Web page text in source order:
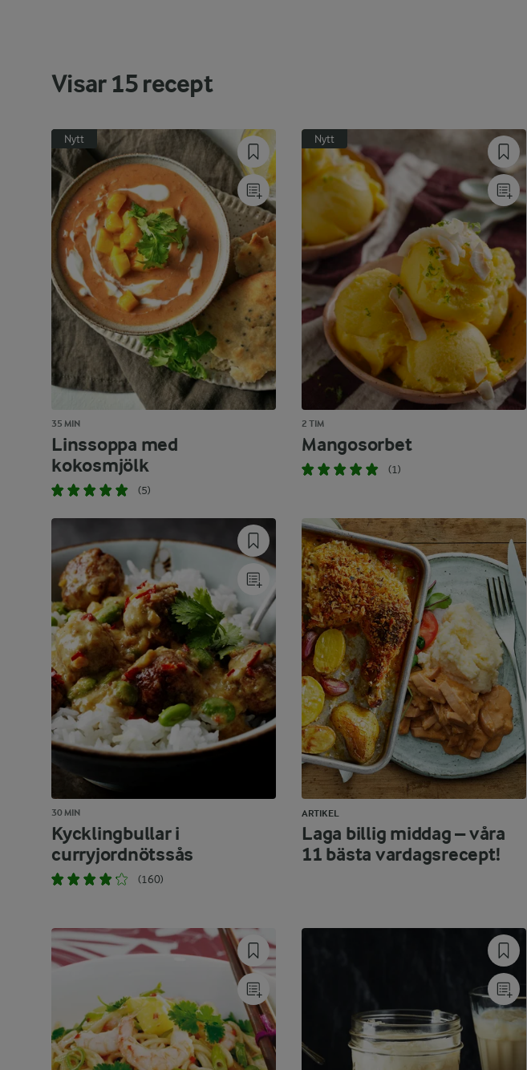
Visar15recept
Nytt
35 MIN
Linssoppa med
kokosmjölk
(5)
Nytt
2 TIM
Mangosorbet
(1)
MANGOSMOOTHIE
KOKOSGLASS
KOKOS
KOKOSRIS
KOKOSGRÄDDE
MANGOSALLAD
30 MIN
Kycklingbullar i
curryjordnötssås
(160)
ARTIKEL
Laga billig middag – våra
11 bästa vardagsrecept!